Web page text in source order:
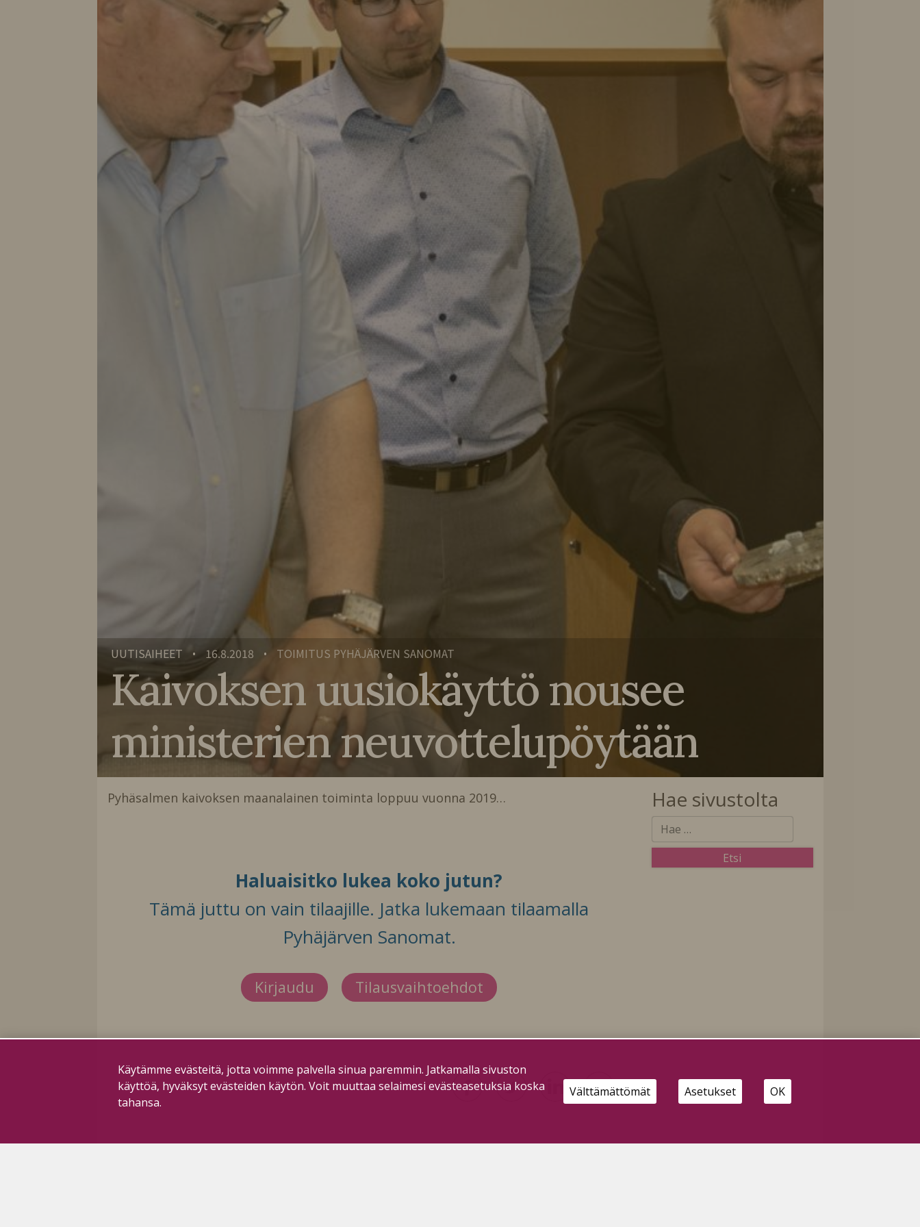
UUTISAIHEET • 16.8.2018 • TOIMITUS PYHÄJÄRVEN SANOMAT
Kaivoksen uusiokäyttö nousee
ministerien neuvottelupöytään
Pyhäsalmen kaivoksen maanalainen toiminta loppuu vuonna 2019…
Haluaisitko lukea koko jutun?
Tämä juttu on vain tilaajille. Jatka lukemaan tilaamalla
Pyhäjärven Sanomat.
Kirjaudu Tilausvaihtoehdot
Hae sivustolta
Käytämme evästeitä, jotta voimme palvella sinua paremmin. Jatkamalla sivuston
käyttöä, hyväksyt evästeiden käytön. Voit muuttaa selaimesi evästeasetuksia koska
tahansa.
Välttämättömät Asetukset OK